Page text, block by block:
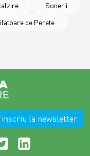
Sonerii
de Perete
inscriu la newsletter